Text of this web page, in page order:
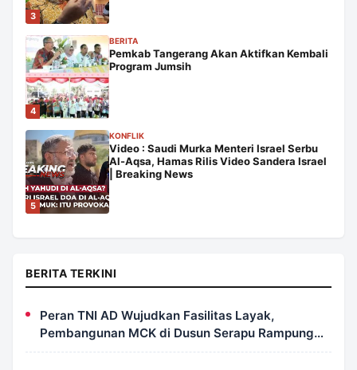
3
4
BERITA
Pemkab Tangerang Akan Aktifkan Kembali
Program Jumsih
5
KONFLIK
Video : Saudi Murka Menteri Israel Serbu
Al-Aqsa, Hamas Rilis Video Sandera Israel
| Breaking News
BERITA TERKINI
Peran TNI AD Wujudkan Fasilitas Layak,
Pembangunan MCK di Dusun Serapu Rampung
Dikerjakan